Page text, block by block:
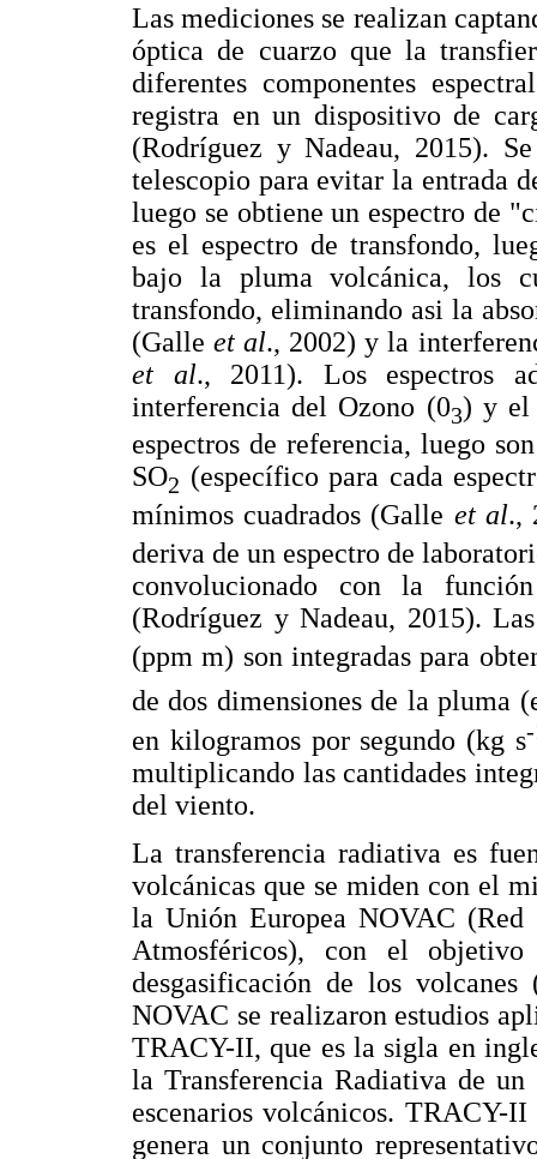
Las mediciones se realizan
óptica de cuarzo que la
diferentes componentes
registra en un dispositivo de
(Rodríguez y Nadeau, 2015).
telescopio para evitar la entrada
luego se obtiene un espectro de
es el espectro de transfondo,
bajo la pluma volcánica, los
transfondo, eliminando asi la
(Galleet al., 2002) y la
et al., 2011). Los espectros
interferencia del Ozono (03) y el
espectros de referencia, luego
SO2 (específico para cada
mínimos cuadrados (Galle et al.,
deriva de un espectro de
convolucionado con la
(Rodríguez y Nadeau, 2015).
(ppm m) son integradas para
de dos dimensiones de la pluma
en kilogramos por segundo (kg s
multiplicando las cantidades
del viento.
La transferencia radiativa es
volcánicas que se miden con el
la Unión Europea NOVAC (Red
Atmosféricos), con el
desgasificación de los
NOVAC se realizaron estudios
TRACY-II, que es la sigla en
la Transferencia Radiativa de
escenarios volcánicos. TRACY-
genera un conjunto